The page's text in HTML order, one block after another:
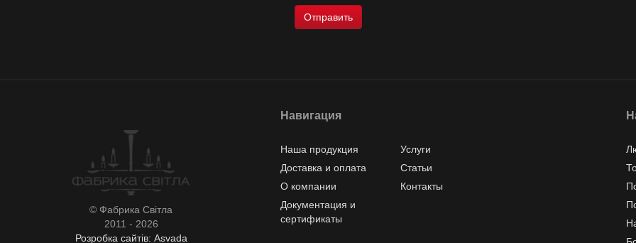
© Фабрика Світла
2011 - 2026
Розробка сайтів: Asvada
Навигация
Наша продукция
Услуги
Доставка и оплата
Статьи
О компании
Контакты
Документация и
сертификаты